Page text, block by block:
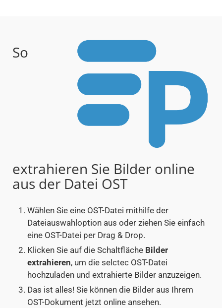
So
extrahieren Sie Bilder online
aus der Datei OST
Wählen Sie eine OST-Datei mithilfe der
Dateiauswahloption aus oder ziehen Sie einfach
eine OST-Datei per Drag & Drop.
Klicken Sie auf die Schaltfläche Bilder
extrahieren, um die selctec OST-Datei
hochzuladen und extrahierte Bilder anzuzeigen.
Das ist alles! Sie können die Bilder aus Ihrem
OST-Dokument jetzt online ansehen.